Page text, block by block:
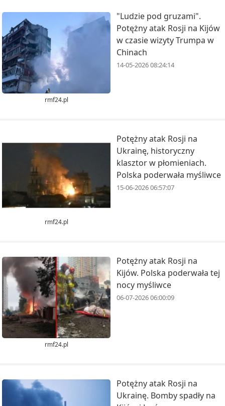
rmf24.pl
"Ludzie pod gruzami".
Potężny atak Rosji na Kijów
w czasie wizyty Trumpa w
Chinach
14-05-2026 08:24:14
rmf24.pl
Potężny atak Rosji na
Ukrainę, historyczny
klasztor w płomieniach.
Polska poderwała myśliwce
15-06-2026 06:57:07
rmf24.pl
Potężny atak Rosji na
Kijów. Polska poderwała tej
nocy myśliwce
06-07-2026 06:00:09
Potężny atak Rosji na
Ukrainę. Bomby spadły na